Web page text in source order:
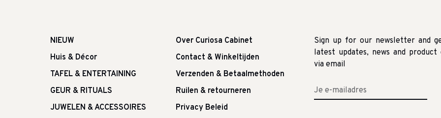
NIEUW
Huis & Décor
TAFEL & ENTERTAINING
GEUR & RITUALS
JUWELEN & ACCESSOIRES
Over Curiosa Cabinet
Contact & Winkeltijden
Verzenden & Betaalmethoden
Ruilen & retourneren
Privacy Beleid
Sign up for our newsletter and
latest updates, news and product
via email